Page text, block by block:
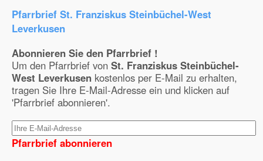
Pfarrbrief St. Franziskus Steinbüchel-West
Leverkusen
Abonnieren Sie den Pfarrbrief !
Um den Pfarrbrief von St. Franziskus Steinbüchel-
West Leverkusen kostenlos per E-Mail zu erhalten,
tragen Sie Ihre E-Mail-Adresse ein und klicken auf
'Pfarrbrief abonnieren'.
Pfarrbrief abonnieren